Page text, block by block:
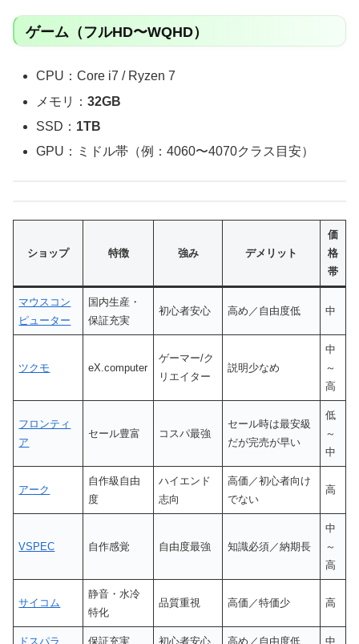
ゲーム（フルHD〜WQHD）
CPU：Core i7 / Ryzen 7
メモリ：32GB
SSD： 1TB
GPU：ミドル帯（例：4060〜4070クラス目安）
ショップ 特徴 強み デメリット
価
格
帯
マウスコン
ピューター
国内生産・
保証充実
初心者安心 高め／自由度低 中
ツクモ eX.computer
ゲーマー/ク
リエイター
説明少なめ
中
～
高
フロンティ
ア
セール豊富 コスパ最強
セール時は最安級
だが完売が早い
低
～
中
アーク
自作級自由
度
ハイエンド
志向
高価／初心者向け
でない
高
VSPEC 自作感覚 自由度最強 知識必須／納期長
中
～
高
サイコム
静音・水冷
特化
品質重視 高価／特価少 高
ドスパラ 保証充実 初心者安心 高め／自由度低 中